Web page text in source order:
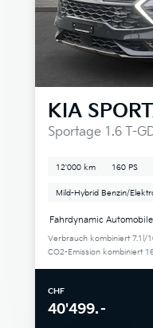
KIA
Sportage 1.6 T-
12'000 km 160 PS
Mild-Hybrid Benzin/
Fahrdynamic
Verbrauch kombiniert 7.1l/
CO2-Emission kombiniert
CHF
40'499.–